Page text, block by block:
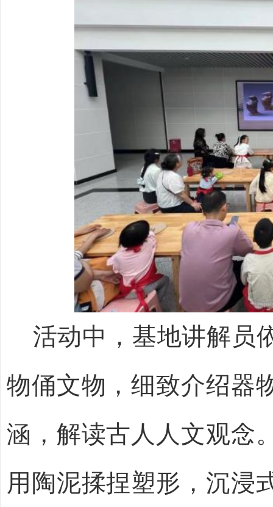
活动中，基地讲解员
物俑文物，细致介绍器
涵，解读古人人文观念
用陶泥揉捏塑形，沉浸